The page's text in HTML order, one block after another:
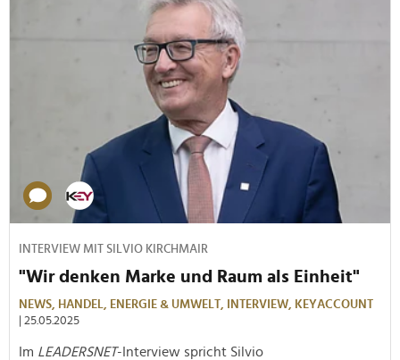
INTERVIEW MIT SILVIO KIRCHMAIR
"Wir denken Marke und Raum als Einheit"
NEWS, HANDEL, ENERGIE & UMWELT, INTERVIEW,
KEYACCOUNT
| 25.05.2025
Im LEADERSNET-Interview spricht Silvio